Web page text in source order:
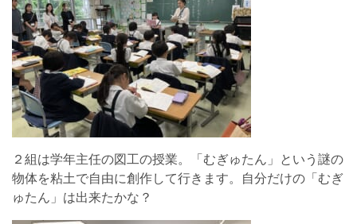
２組は学年主任の図工の授業。「むぎゅたん」という謎の
物体を粘土で自由に創作して行きます。自分だけの「むぎ
ゅたん」は出来たかな？